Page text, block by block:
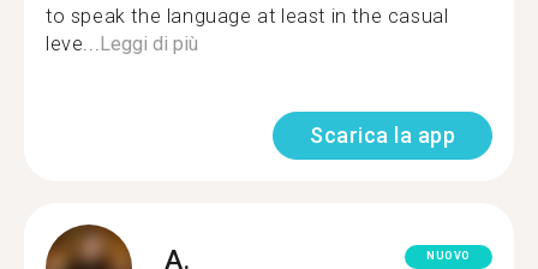
to speak the language at least in the casual
leve...Leggi di più
Scarica la app
A. NUOVO